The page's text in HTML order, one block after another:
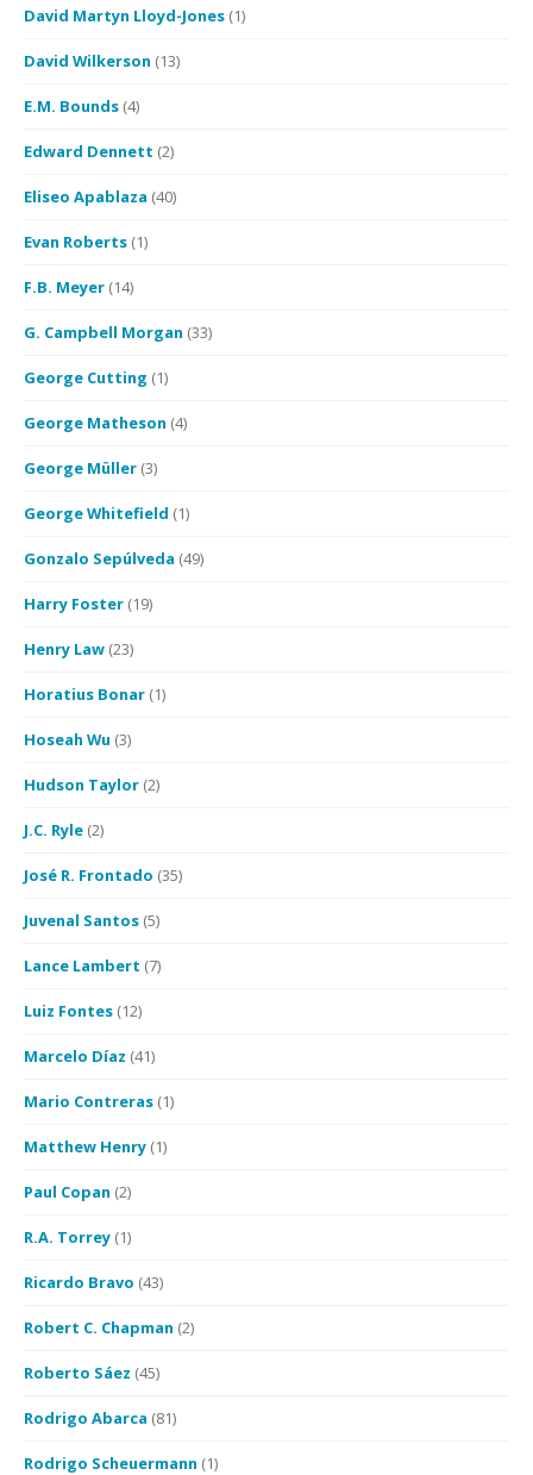
David Martyn Lloyd-Jones (1)
David Wilkerson (13)
E.M. Bounds (4)
Edward Dennett (2)
Eliseo Apablaza (40)
Evan Roberts (1)
F.B. Meyer (14)
G. Campbell Morgan (33)
George Cutting (1)
George Matheson (4)
George Müller (3)
George Whitefield (1)
Gonzalo Sepúlveda (49)
Harry Foster (19)
Henry Law (23)
Horatius Bonar (1)
Hoseah Wu (3)
Hudson Taylor (2)
J.C. Ryle (2)
José R. Frontado (35)
Juvenal Santos (5)
Lance Lambert (7)
Luiz Fontes (12)
Marcelo Díaz (41)
Mario Contreras (1)
Matthew Henry (1)
Paul Copan (2)
R.A. Torrey (1)
Ricardo Bravo (43)
Robert C. Chapman (2)
Roberto Sáez (45)
Rodrigo Abarca (81)
Rodrigo Scheuermann (1)